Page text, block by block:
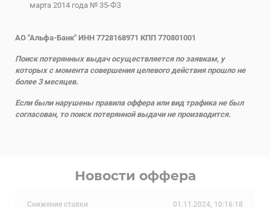
марта 2014 года № 35-ФЗ
АО "Альфа-Банк" ИНН 7728168971 КПП 770801001
Поиск потерянных выдач осуществляется по заявкам, у
которых с момента совершения целевого действия прошло не
более 3 месяцев.
Если были нарушены правила оффера или вид трафика не был
согласован, то поиск потерянной выдачи не производится.
Новости оффера
Снижение ставки 01.11.2024, 10:16:18